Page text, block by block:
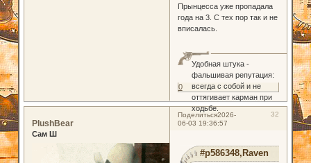
Прынцесса уже пропадала
года на 3. С тех пор так и не
вписалась.
Удобная штука -
фальшивая репутация:
всегда с собой и не
оттягивает карман при
ходьбе.
0
Поделиться 32
2026-
06-03 19:36:57
PlushBear
Сам Ш
#p586348,Raven